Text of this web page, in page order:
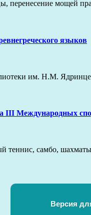
перенесение
языков
им. Н.М.
Международных
теннис, самбо,
Версия